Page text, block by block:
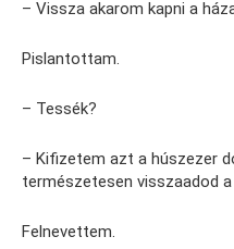
– Vissza akarom kapni a
Pislantottam.
– Tessék?
– Kifizetem azt a húszezer
természetesen visszaadod
Felnevettem.